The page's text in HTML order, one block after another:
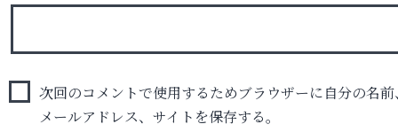
次回のコメントで使用するためブラウザーに自分の名前
メールアドレス、サイトを保存する。